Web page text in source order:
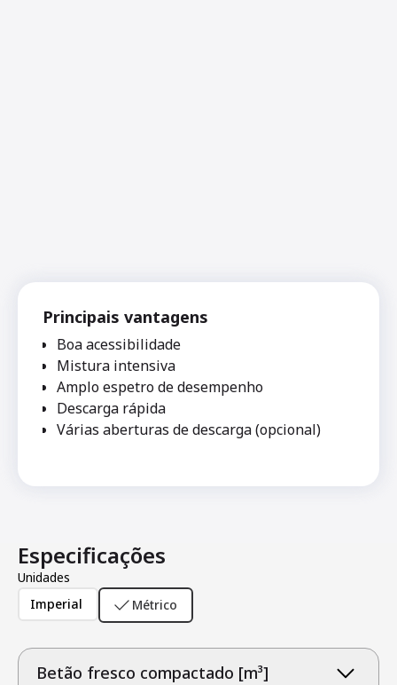
Principais vantagens
Boa acessibilidade
Mistura intensiva
Amplo espetro de desempenho
Descarga rápida
Várias aberturas de descarga (opcional)
Especificações
Unidades
Imperial
Métrico
Betão fresco compactado [m³]